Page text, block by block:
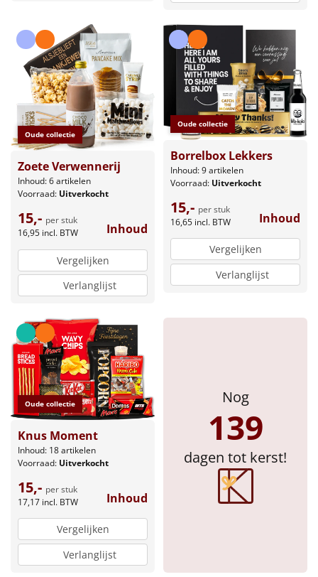
Oude collectie
Zoete Verwennerij
Inhoud: 6 artikelen
Voorraad: Uitverkocht
15,- per stuk
16,95 incl. BTW Inhoud
Vergelijken
Verlanglijst
Oude collectie
Borrelbox Lekkers
Inhoud: 9 artikelen
Voorraad: Uitverkocht
15,- per stuk
16,65 incl. BTW Inhoud
Vergelijken
Verlanglijst
Oude collectie
Knus Moment
Inhoud: 18 artikelen
Voorraad: Uitverkocht
15,- per stuk
17,17 incl. BTW Inhoud
Vergelijken
Verlanglijst
Nog
139
dagen tot kerst!